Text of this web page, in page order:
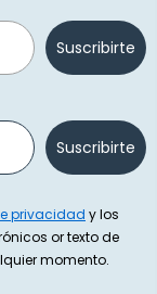
Suscribirte
Suscribirte
privacidad y los
or texto de
momento.